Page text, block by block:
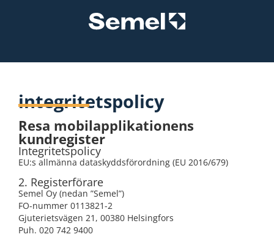
integritetspolicy
Resa mobilapplikationens
kundregister
Integritetspolicy
EU:s allmänna dataskyddsförordning (EU 2016/679)
2. Registerförare
Semel Oy (nedan ”Semel”)
FO-nummer 0113821-2
Gjuterietsvägen 21, 00380 Helsingfors
Puh. 020 742 9400